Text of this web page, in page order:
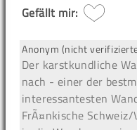
Gefällt mir:
Anonym (nicht
Der karstkundliche
nach - einer der
interessantesten
FrÃ¤nkische